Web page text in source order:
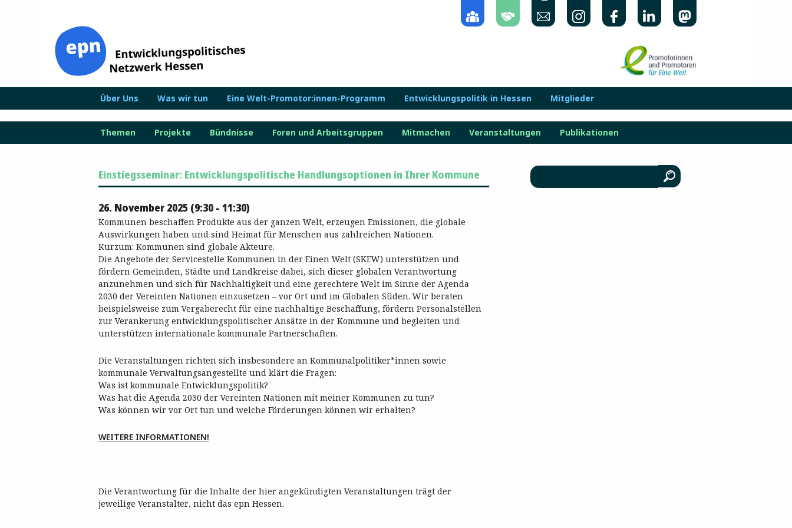
Über Uns Was wir tun Eine Welt-Promotor:innen-Programm Entwicklungspolitik in Hessen Mitglieder
Themen Projekte Bündnisse Foren und Arbeitsgruppen Mitmachen Veranstaltungen Publikationen
Einstiegsseminar: Entwicklungspolitische Handlungsoptionen in Ihrer Kommune
26. November 2025 (9:30 - 11:30)
Kommunen beschaffen Produkte aus der ganzen Welt, erzeugen Emissionen, die globale
Auswirkungen haben und sind Heimat für Menschen aus zahlreichen Nationen.
Kurzum: Kommunen sind globale Akteure.
Die Angebote der Servicestelle Kommunen in der Einen Welt (SKEW) unterstützen und
fördern Gemeinden, Städte und Landkreise dabei, sich dieser globalen Verantwortung
anzunehmen und sich für Nachhaltigkeit und eine gerechtere Welt im Sinne der Agenda
2030 der Vereinten Nationen einzusetzen – vor Ort und im Globalen Süden. Wir beraten
beispielsweise zum Vergaberecht für eine nachhaltige Beschaffung, fördern Personalstellen
zur Verankerung entwicklungspolitischer Ansätze in der Kommune und begleiten und
unterstützen internationale kommunale Partnerschaften.
Die Veranstaltungen richten sich insbesondere an Kommunalpolitiker*innen sowie
kommunale Verwaltungsangestellte und klärt die Fragen:
Was ist kommunale Entwicklungspolitik?
Was hat die Agenda 2030 der Vereinten Nationen mit meiner Kommunen zu tun?
Was können wir vor Ort tun und welche Förderungen können wir erhalten?
WEITERE INFORMATIONEN!
Die Verantwortung für die Inhalte der hier angekündigten Veranstaltungen trägt der
jeweilige Veranstalter, nicht das epn Hessen.